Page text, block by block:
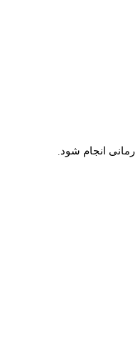
انجام شود.